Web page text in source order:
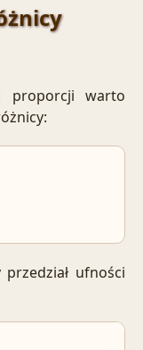
proporcji warto
ufności